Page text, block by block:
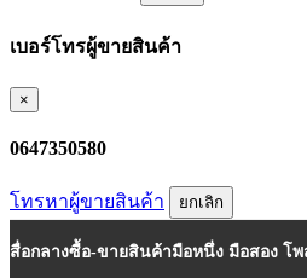
เบอร์โทรผู้ขายสินค้า
×
0647350580
โทรหาผู้ขายสินค้า ยกเลิก
สื่อกลางซื้อ-ขายสินค้ามือหนึ่ง มือสอง โ